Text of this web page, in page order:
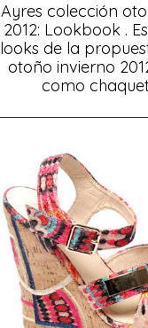
Ayres colección
2012: Lookbook .
looks de la
otoño invierno
como